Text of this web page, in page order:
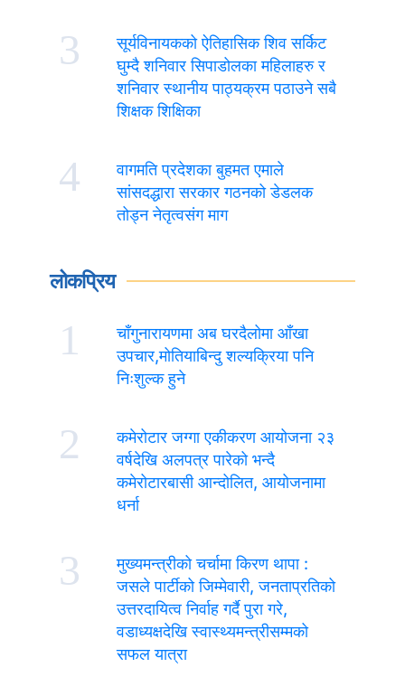
3
सूर्यविनायकको ऐतिहासिक शिव सर्किट
घुम्दै शनिवार सिपाडोलका महिलाहरु र
शनिवार स्थानीय पाठ्यक्रम पठाउने सबै
शिक्षक शिक्षिका
4
वागमति प्रदेशका बुहमत एमाले
सांसदद्धारा सरकार गठनको डेडलक
तोड्न नेतृत्वसंग माग
लोकप्रिय
1
चाँगुनारायणमा अब घरदैलोमा आँखा
उपचार,मोतियाबिन्दु शल्यक्रिया पनि
निःशुल्क हुने
2
कमेरोटार जग्गा एकीकरण आयोजना २३
वर्षदेखि अलपत्र पारेको भन्दै
कमेरोटारबासी आन्दोलित, आयोजनामा
धर्ना
3
मुख्यमन्त्रीको चर्चामा किरण थापा :
जसले पार्टीको जिम्मेवारी, जनताप्रतिको
उत्तरदायित्व निर्वाह गर्दै पुरा गरे,
वडाध्यक्षदेखि स्वास्थ्यमन्त्रीसम्मको
सफल यात्रा